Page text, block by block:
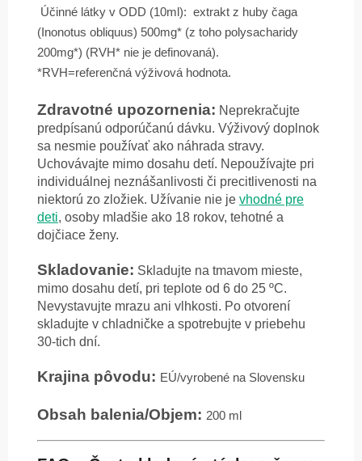
Účinné látky v ODD (10ml): extrakt z huby čaga
(Inonotus obliquus) 500mg* (z toho polysacharidy
200mg*) (RVH* nie je definovaná).
*RVH=referenčná výživová hodnota.
Zdravotné upozornenia: Neprekračujte
predpísanú odporúčanú dávku. Výživový doplnok
sa nesmie používať ako náhrada stravy.
Uchovávajte mimo dosahu detí. Nepoužívajte pri
individuálnej neznášanlivosti či precitlivenosti na
niektorú zo zložiek. Užívanie nie je vhodné pre
deti, osoby mladšie ako 18 rokov, tehotné a
dojčiace ženy.
Skladovanie: Skladujte na tmavom mieste,
mimo dosahu detí, pri teplote od 6 do 25 ºC.
Nevystavujte mrazu ani vlhkosti. Po otvorení
skladujte v chladničke a spotrebujte v priebehu
30-tich dní.
Krajina pôvodu: EÚ/vyrobené na Slovensku
Obsah balenia/Objem: 200 ml